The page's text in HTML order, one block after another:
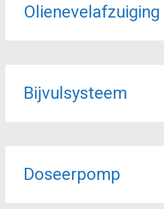
Olienevelafzuiging
Bijvulsysteem
Doseerpomp